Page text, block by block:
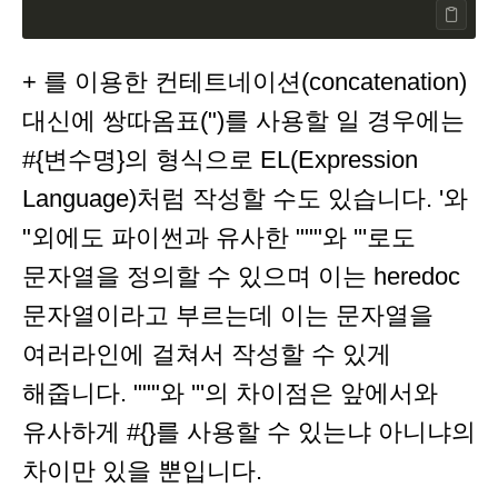
+ 를 이용한 컨테트네이션(concatenation)
대신에 쌍따옴표(")를 사용할 일 경우에는
#{변수명}의 형식으로 EL(Expression
Language)처럼 작성할 수도 있습니다. '와
"외에도 파이썬과 유사한 """와 '''로도
문자열을 정의할 수 있으며 이는 heredoc
문자열이라고 부르는데 이는 문자열을
여러라인에 걸쳐서 작성할 수 있게
해줍니다. """와 '''의 차이점은 앞에서와
유사하게 #{}를 사용할 수 있는냐 아니냐의
차이만 있을 뿐입니다.